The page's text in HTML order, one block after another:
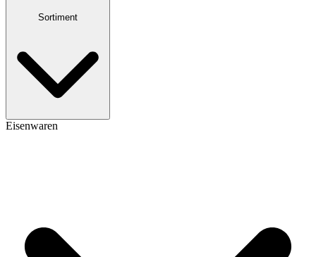
Sortiment
Eisenwaren